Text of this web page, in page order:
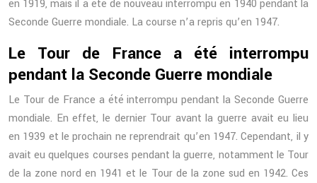
en 1919, mais il a été de nouveau interrompu en 1940 pendant la
Seconde Guerre mondiale. La course n’a repris qu’en 1947.
Le Tour de France a été interrompu
pendant la Seconde Guerre mondiale
Le Tour de France a été interrompu pendant la Seconde Guerre
mondiale. En effet, le dernier Tour avant la guerre avait eu lieu
en 1939 et le prochain ne reprendrait qu’en 1947. Cependant, il y
avait eu quelques courses pendant la guerre, notamment le Tour
de la zone nord en 1941 et le Tour de la zone sud en 1942. Ces